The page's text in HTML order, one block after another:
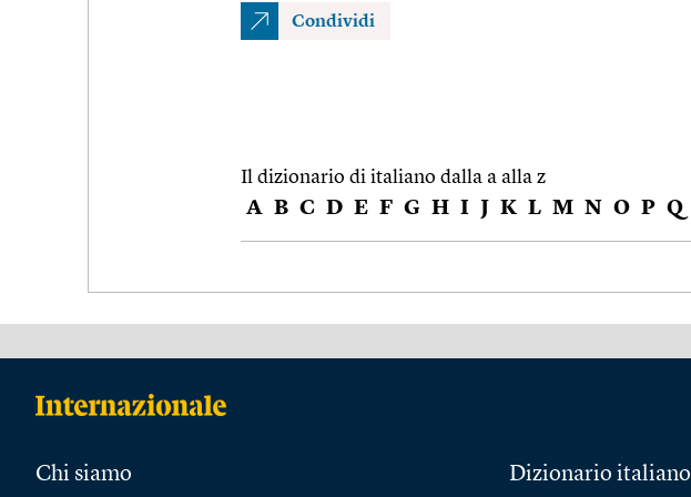
Condividi
Il dizionario di italiano dalla a alla z
A B C D E F G H I J K L M N O P Q
Chi siamo Dizionario italiano